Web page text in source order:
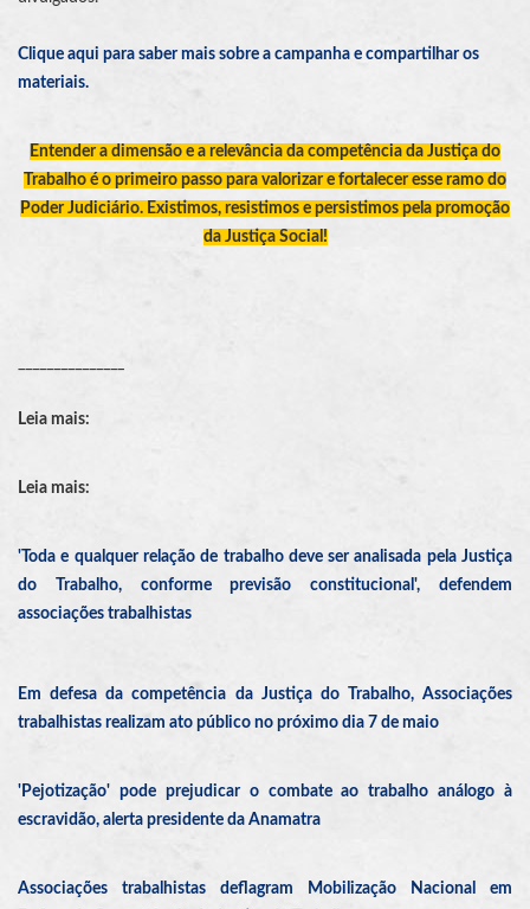
Clique aqui para saber mais sobre a campanha e compartilhar os
materiais.
Entender a dimensão e a relevância da competência da Justiça do
Trabalho é o primeiro passo para valorizar e fortalecer esse ramo do
Poder Judiciário. Existimos, resistimos e persistimos pela promoção
da Justiça Social!
Leia mais:
Leia mais:
'Toda e qualquer relação de trabalho deve ser analisada pela Justiça
do Trabalho, conforme previsão constitucional', defendem
associações trabalhistas
Em defesa da competência da Justiça do Trabalho, Associações
trabalhistas realizam ato público no próximo dia 7 de maio
'Pejotização' pode prejudicar o combate ao trabalho análogo à
escravidão, alerta presidente da Anamatra
Associações trabalhistas deflagram Mobilização Nacional em